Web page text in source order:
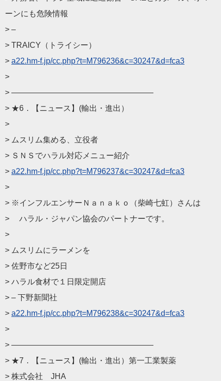
ーンにも危険情報
> –
> TRAICY（トライシー）
> a22.hm-f.jp/cc.php?t=M796236&c=30247&d=fca3
>
> ——————————————————
> ★6．【ニュース】(輸出・進出）
>
> ムスリム集める、立役者
> ＳＮＳでハラル対応メニュー紹介
> a22.hm-f.jp/cc.php?t=M796237&c=30247&d=fca3
>
> ※インフルエンサーＮａｎａｋｏ（柴崎七虹）さんは
> ハラル・ジャパン協会のパートナーです。
>
> ムスリムにラーメンを
> 佐野市など25日
> ハラル食材で１日限定開店
> – 下野新聞社
> a22.hm-f.jp/cc.php?t=M796238&c=30247&d=fca3
>
> ——————————————————
> ★7．【ニュース】(輸出・進出）第一工業製薬
> 株式会社 JHA